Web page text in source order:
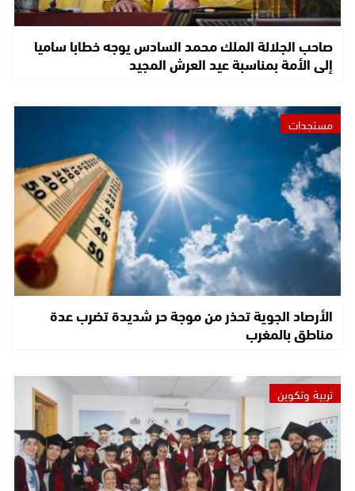
صاحب الجلالة الملك محمد السادس يوجه خطابا ساميا
إلى الأمة بمناسبة عيد العرش المجيد
مستجدات
الأرصاد الجوية تحذر من موجة حر شديدة تضرب عدة
مناطق بالمغرب
تربية وتكوين